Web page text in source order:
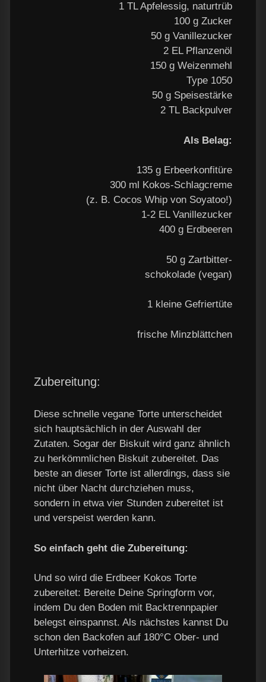
1 TL Apfelessig, naturtrüb
100 g Zucker
50 g Vanillezucker
2 EL Pflanzenöl
150 g Weizenmehl
Type 1050
50 g Speisestärke
2 TL Backpulver
Als Belag:
135 g Erbeerkonfitüre
300 ml Kokos-Schlagcreme
(z. B. Cocos Whip von Soyatoo!)
1-2 EL Vanillezucker
400 g Erdbeeren
50 g Zartbitter-
schokolade (vegan)
1 kleine Gefriertüte
frische Minzblättchen
Zubereitung:
Diese schnelle vegane Torte unterscheidet
sich hauptsächlich in der Auswahl der
Zutaten. Sogar der Biskuit wird ganz ähnlich
zu herkömmlichen Biskuit zubereitet. Das
beste an dieser Torte ist allerdings, dass sie
nicht über Nacht durchziehen muss,
sondern in etwa vier Stunden zubereitet ist
und verspeist werden kann.
So einfach geht die Zubereitung:
Und so wird die Erdbeer Kokos Torte
zubereitet: Bereite Deine Springform vor,
indem Du den Boden mit Backtrennpapier
belegst einspannst. Als nächstes kannst Du
schon den Backofen auf 180°C Ober- und
Unterhitze vorheizen.